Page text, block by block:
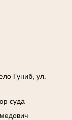
Гуниб, ул.
суда